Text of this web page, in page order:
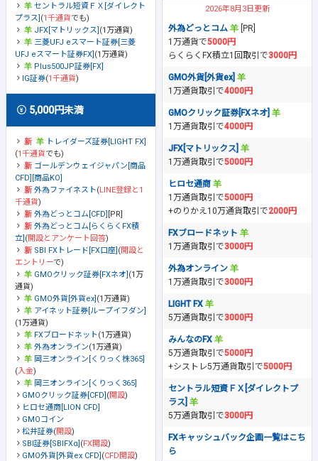
セントラル短資ＦＸ[ダイレクト
プラス] (1千通貨でも)
JFX[マトリックス] (1万通貨)
三菱UFJ eスマート証券[三菱
UFJ eスマート証券FX] (1万通貨)
Plus500JP証券[FX]
IG証券(1千通貨)
5,000円未満
トレイダーズ証券[LIGHT FX]
(1千通貨でも)
ゴールデンウェイジャパン[商品
CFD][商品KO]
外為ファイネスト(LINE登録と1
千通貨)
外為どっとコム[CFD] [PR]
外為どっとコム[らくらくFX積
立] (開設とアンケート回答)
SBI FXトレード[FX口座] (開設と
エントリーで)
GMOクリック証券[FXネオ] (1万
通貨)
GMO外貨[外貨ex] (1万通貨)
アイネット証券[ループイフダン]
(1万通貨)
FXブロードネット(1万通貨)
外為オンライン(1万通貨)
岡三オンライン[くりっく株365]
(入金)
岡三オンライン[くりっく365]
GMOクリック証券[CFD] (開設)
ヒロセ通商[LION CFD]
GMOコイン
松井証券(開設)
SBI証券[SBIFXα] (FX開設)
GMO外貨[外貨ex CFD] (CFD開設)
2026年8月3日更新
外為どっとコム
[PR]
1万通貨で5000円
らくらくFX積立1回取引で3000円
GMO外貨[外貨ex]
1万通貨取引で4000円
GMOクリック証券[FXネオ]
1万通貨取引で4000円
JFX[マトリックス]
1万通貨取引で5000円
ヒロセ通商
1万通貨取引で5000円
+のりかえ10万通貨取引で2000円
FXブロードネット
1万通貨取引で3000円
外為オンライン
1万通貨取引で3000円
LIGHT FX
5万通貨取引で3000円
みんなのFX
5万通貨取引で5000円
+シストレ5万通貨取引で5000円
セントラル短資ＦＸ[ダイレクトプ
ラス]
5万通貨取引で3000円
FXキャッシュバック企画一覧はこち
ら